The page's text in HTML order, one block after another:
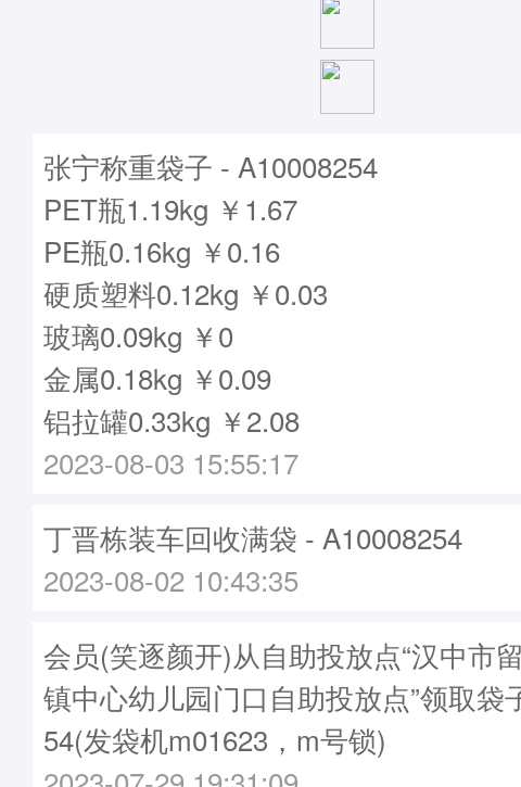
张宁称重袋子 - A10008254
PET瓶1.19kg ￥1.67
PE瓶0.16kg ￥0.16
硬质塑料0.12kg ￥0.03
玻璃0.09kg ￥0
金属0.18kg ￥0.09
铝拉罐0.33kg ￥2.08
2023-08-03 15:55:17
丁晋栋装车回收满袋 - A10008254
2023-08-02 10:43:35
会员(笑逐颜开)从自助投放点“汉中市
镇中心幼儿园门口自助投放点”领取袋
54(发袋机m01623，m号锁)